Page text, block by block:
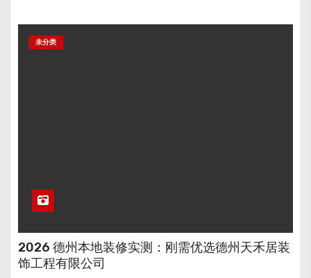
未分类
2026 德州本地装修实测：刚需优选德州天禾居装
饰工程有限公司